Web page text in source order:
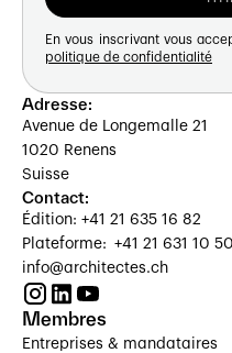
En vous inscrivant vous
politique de confidentialité
Adresse:
Avenue de Longemalle 21
1020 Renens
Suisse
Contact:
Édition: +41 21 635 16 82
Plateforme: +41 21 631 10 50
info@architectes.ch
Membres
Entreprises & mandataires